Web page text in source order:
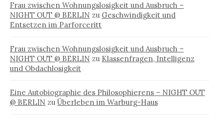
Frau zwischen Wohnungslosigkeit und Ausbruch –
NIGHT OUT @ BERLIN zu Geschwindigkeit und
Entsetzen im Parforceritt
Frau zwischen Wohnungslosigkeit und Ausbruch –
NIGHT OUT @ BERLIN zu Klassenfragen, Intelligenz
und Obdachlosigkeit
Eine Autobiographie des Philosophierens – NIGHT OUT
@ BERLIN zu Überleben im Warburg-Haus